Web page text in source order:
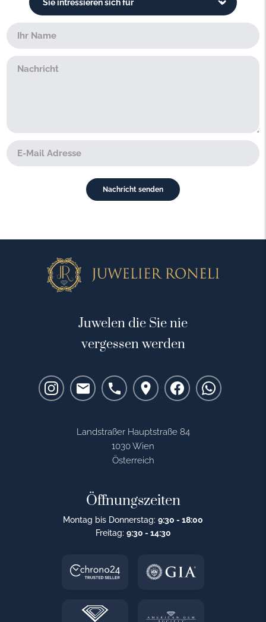
Juwelen die Sie nie
vergessen werden
Landstraßer Hauptstraße 84
1030 Wien
Österreich
Öffnungszeiten
Montag bis Donnerstag: 9:30 - 18:00
Freitag: 9:30 - 14:30